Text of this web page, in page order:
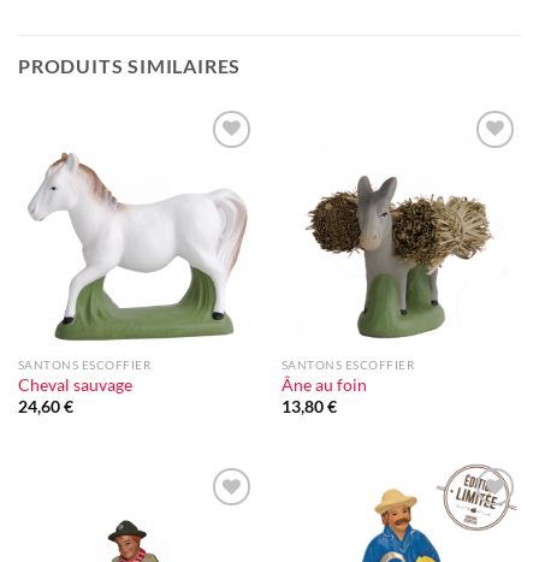
PRODUITS SIMILAIRES
d'envie
SANTONS ESCOFFIER
Cheval sauvage
24,60€
d'envie
SANTONS ESCOFFIER
Âne au foin
13,80€
Ajouter